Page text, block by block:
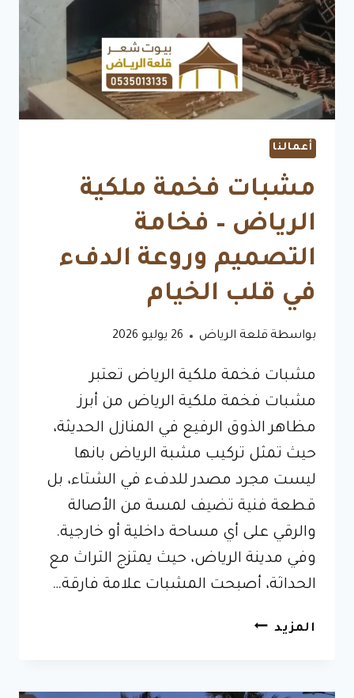
أعمالنا
مشبات فخمة ملكية
الرياض – فخامة
التصميم وروعة الدفء
في قلب الخيام
بواسطة قلعة الرياض 26 يوليو 2026
مشبات فخمة ملكية الرياض تعتبر
مشبات فخمة ملكية الرياض من أبرز
مظاهر الذوق الرفيع في المنازل الحديثة،
حيث تمثل تركيب مشبة الرياض بانها
ليست مجرد مصدر للدفء في الشتاء، بل
قطعة فنية تضيف لمسة من الأصالة
والرقي على أي مساحة داخلية أو خارجية.
وفي مدينة الرياض، حيث يمتزج التراث مع
الحداثة، أصبحت المشبات علامة فارقة…
المزيد مشبات